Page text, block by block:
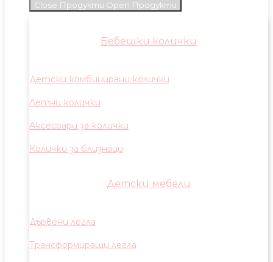
Close Продукти Open Продукти
Бебешки колички
Детски комбинирани колички
Летни колички
Аксесоари за колички
Колички за близнаци
Детски мебели
Дървени легла
Трансформиращи легла